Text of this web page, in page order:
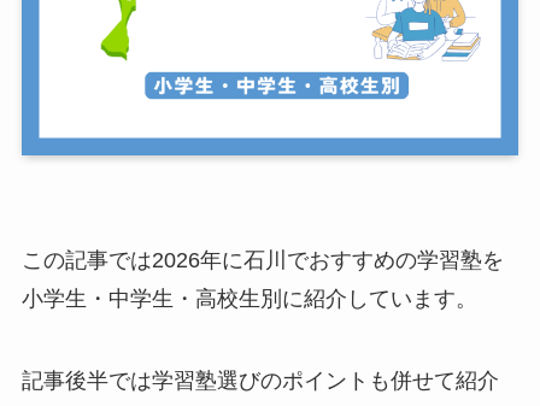
この記事では2026年に石川でおすすめの学習塾を
小学生・中学生・高校生別に紹介しています。
記事後半では学習塾選びのポイントも併せて紹介